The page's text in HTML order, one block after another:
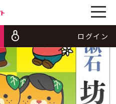
ログイン